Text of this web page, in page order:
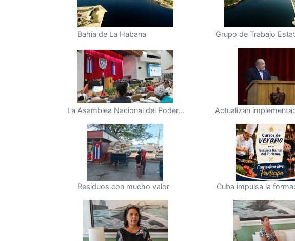
Bahía de La Habana Grupo de Trabajo
La Asamblea Nacional del Poder... Actualizan
Residuos con mucho valor Cuba impulsa la